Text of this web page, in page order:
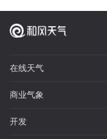
在线天气
商业气象
开发